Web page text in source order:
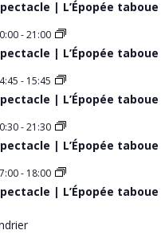
| L’Épopée taboue
-21:00
| L’Épopée taboue
- 15:45
| L’Épopée taboue
-21:30
| L’Épopée taboue
- 18:00
| L’Épopée taboue